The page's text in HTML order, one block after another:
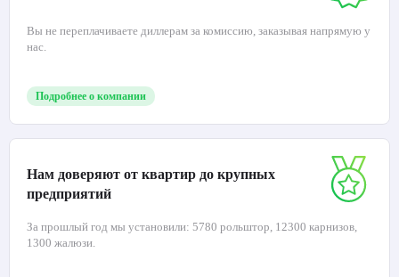
Вы не переплачиваете диллерам за комиссию, заказывая напрямую у
нас.
Подробнее о компании
Нам доверяют от квартир до крупных
предприятий
За прошлый год мы установили: 5780 рольштор, 12300 карнизов,
1300 жалюзи.